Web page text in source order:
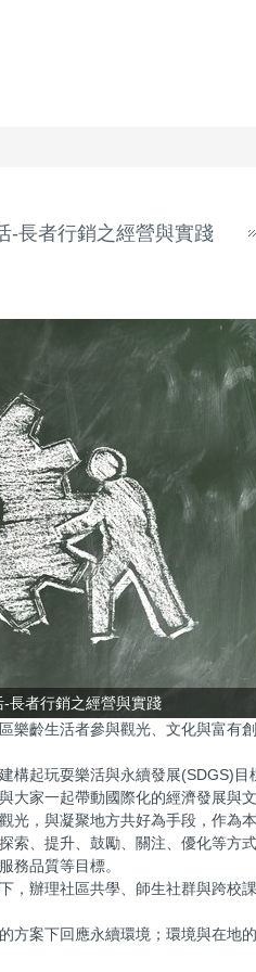
-長者行銷之經營與實踐
長者行銷之經營與實踐
齡生活者參與觀光、文化與富有
起玩耍樂活與永續發展(SDGS)
家一起帶動國際化的經濟發展與
，與凝聚地方共好為手段，作為
、提升、鼓勵、關注、優化等方
務品質等目標。
辦理社區共學、師生社群與跨校
案下回應永續環境；環境與在地